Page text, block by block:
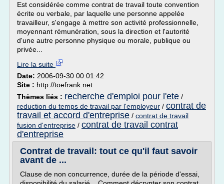
Est considérée comme contrat de travail toute convention
écrite ou verbale, par laquelle une personne appelée
travailleur, s'engage à mettre son activité professionnelle,
moyennant rémunération, sous la direction et l'autorité
d'une autre personne physique ou morale, publique ou
privée...
Lire la suite
Date: 2006-09-30 00:01:42
Site : http://toefrank.net
Thèmes liés : recherche d'emploi pour l'ete /
reduction du temps de travail par l'employeur / contrat de
travail et accord d'entreprise / contrat de travail
fusion d'entreprise / contrat de travail contrat
d'entreprise
Contrat de travail: tout ce qu'il faut savoir
avant de ...
Clause de non concurrence, durée de la période d'essai,